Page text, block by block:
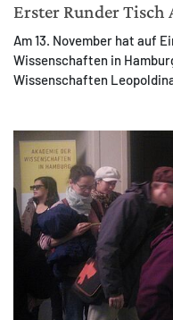
Erster Runder
Am 13. November hat auf
Wissenschaften in
Wissenschaften